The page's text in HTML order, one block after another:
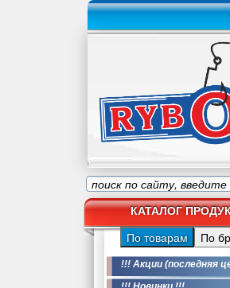
КАТАЛОГ
По товарам По
!!! Акции (последняя